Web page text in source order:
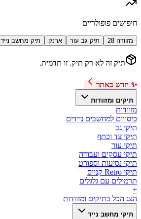
חיפושים פופולריים
מזוודה 28 תיק גב עור ארנק תיק מחשב נייד
תיק זה לא רק תיק. זו תדמית.
✨ חדש באתר
תיקים ומזוודות
מזוודות
כיסויים למחשבים ניידים
תיקי גב
תיקי צד וכתף
תיקי עור
תיקי עסקים ועבודה
תיקי נסיעות וספורט
תיקי Retro קנווס
תרמילים עם גלגלים
+
הצג הכל בתיקים ומזוודות
תיקי מחשב נייד